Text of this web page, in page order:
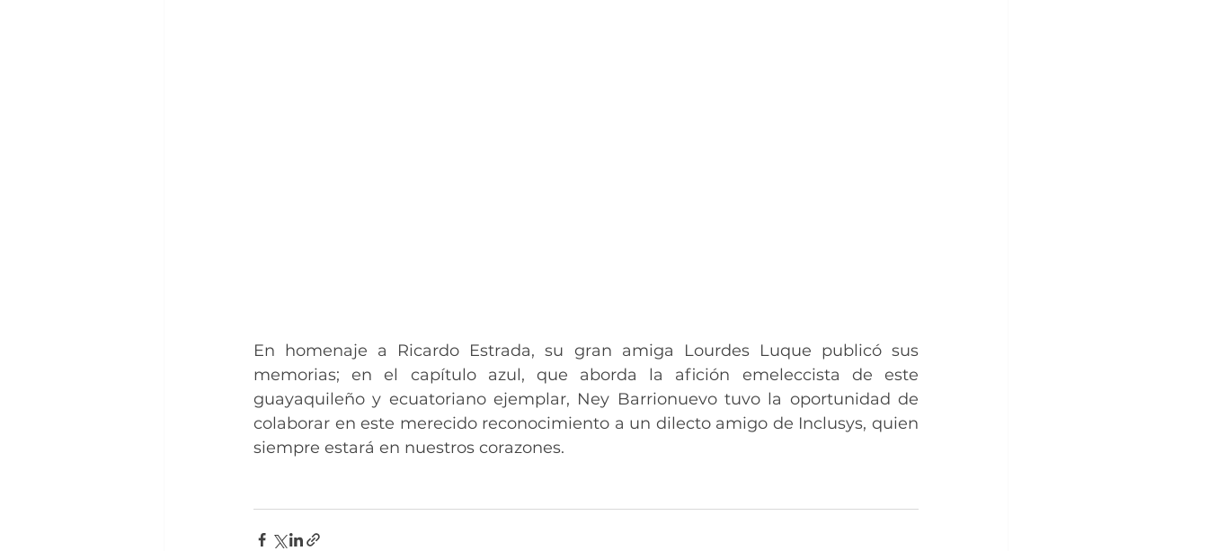
En homenaje a Ricardo Estrada, su gran amiga Lourdes Luque publicó sus
memorias; en el capítulo azul, que aborda la afición emeleccista de este
guayaquileño y ecuatoriano ejemplar, Ney Barrionuevo tuvo la oportunidad de
colaborar en este merecido reconocimiento a un dilecto amigo de Inclusys, quien
siempre estará en nuestros corazones.